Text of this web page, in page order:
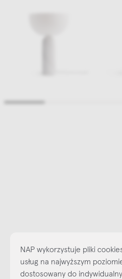
NAP wykorzystuje pliki
usług na najwyższym
dostosowany do